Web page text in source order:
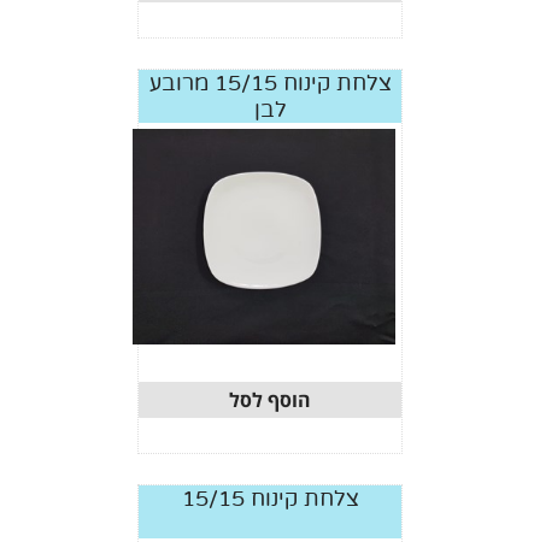
צלחת קינוח 15/15 מרובע
לבן
הוסף לסל
צלחת קינוח 15/15